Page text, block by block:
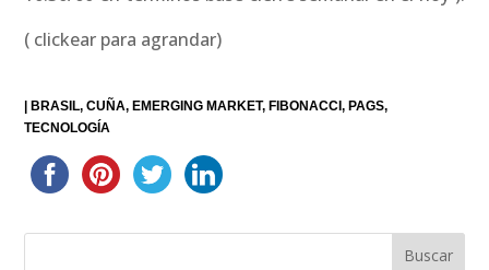
( clickear para agrandar)
BRASIL CUÑA EMERGING MARKET FIBONACCI PAGS
TECNOLOGÍA